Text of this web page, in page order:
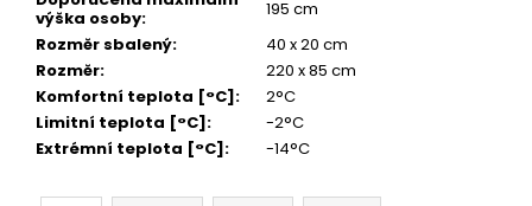
výška osoby:
195 cm
Rozměr sbalený:
40 x 20 cm
Rozměr:
220 x 85 cm
Komfortní teplota [°C]:
2°C
Limitní teplota [°C]:
-2°C
Extrémní teplota [°C]: -14°C